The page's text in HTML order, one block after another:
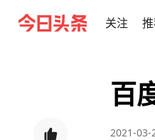
关注
百
2021-03-